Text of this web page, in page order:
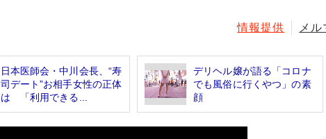
情報提供 メ
日本医師会・中川会長、“寿
司デート”お相手女性の正体
は 「利用できる...
デリヘル嬢が語る「コロナ
でも風俗に行くやつ」の素
顔